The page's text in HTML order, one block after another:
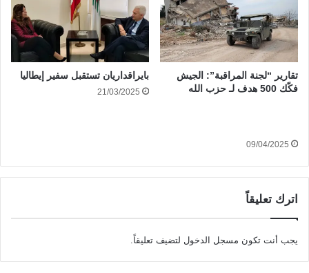
تقارير “لجنة المراقبة”: الجيش
فكّك 500 هدف لـ حزب الله
09/04/2025
بايراقداريان تستقبل سفير إيطاليا
21/03/2025
اترك تعليقاً
يجب أنت تكون مسجل الدخول لتضيف تعليقاً.